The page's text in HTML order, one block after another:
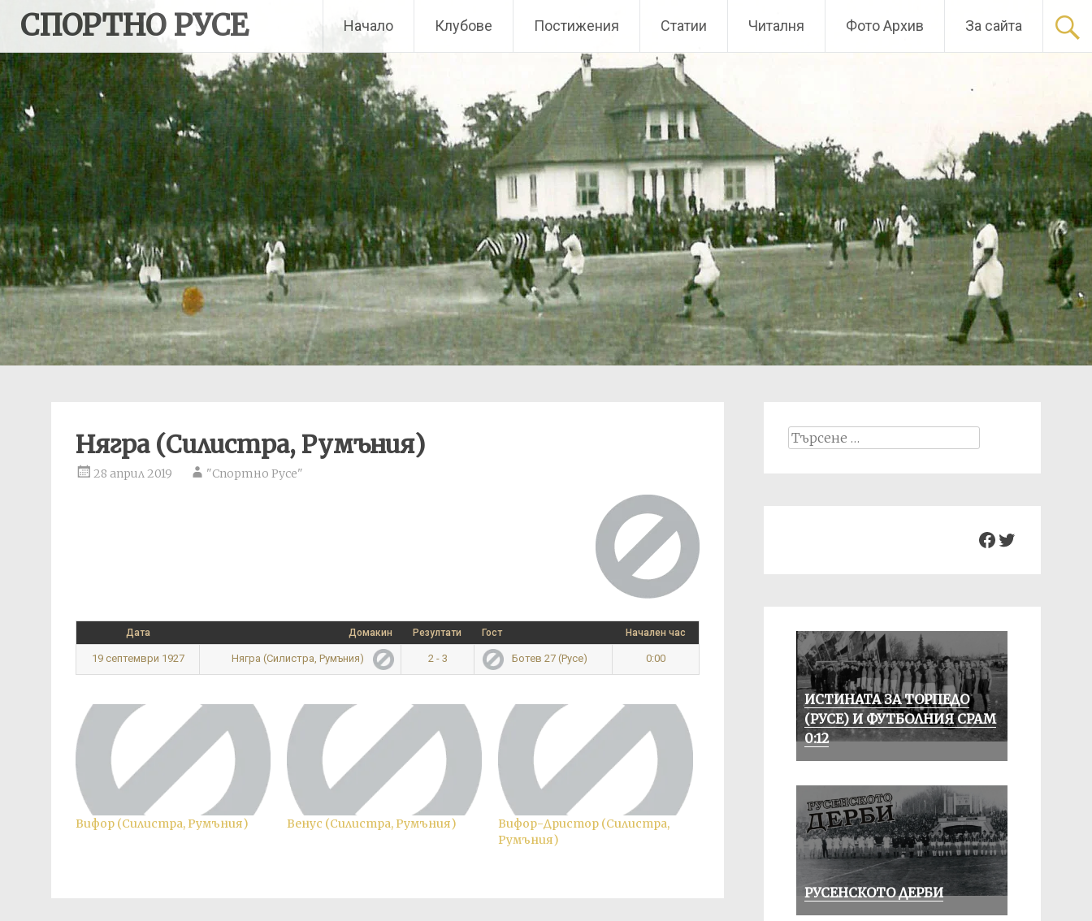
content
СПОРТНО РУСЕ Начало Клубове Постижения Статии Читалня Фото Архив За сайта
Нягра (Силистра, Румъния)
28 април 2019 "Спортно Русе"
Дата Домакин Резултати Гост Начален час
19 септември 1927 Нягра (Силистра, Румъния) 2 - 3 Ботев 27 (Русе) 0:00
Вифор (Силистра, Румъния) Венус (Силистра, Румъния)
Вифор-Дристор (Силистра,
Румъния)
Search
Facebook
Twitter
ИСТИНАТА ЗА ТОРПЕДО
(РУСЕ) И ФУТБОЛНИЯ СРАМ
0:12
РУСЕНСКОТО ДЕРБИ